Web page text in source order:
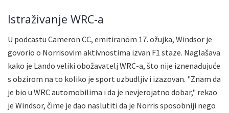
Istraživanje WRC-a
U podcastu Cameron CC, emitiranom 17. ožujka, Windsor je
govorio o Norrisovim aktivnostima izvan F1 staze. Naglašava
kako je Lando veliki obožavatelj WRC-a, što nije iznenađujuće
s obzirom na to koliko je sport uzbudljiv i izazovan. "Znam da
je bio u WRC automobilima i da je nevjerojatno dobar," rekao
je Windsor, čime je dao naslutiti da je Norris sposobniji nego